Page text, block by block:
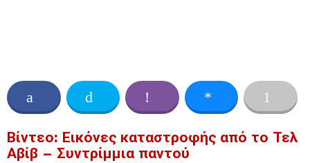
Βίντεο: Εικόνες καταστροφής από το Τελ
Αβίβ – Συντρίμμια παντού